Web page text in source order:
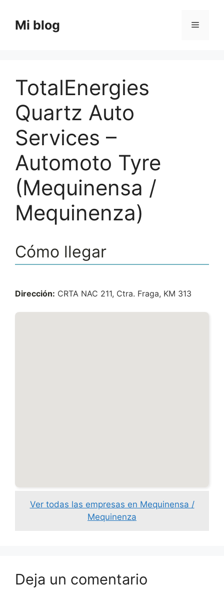
contenido
Mi blog Menú
TotalEnergies
Quartz Auto
Services –
Automoto Tyre
(Mequinensa /
Mequinenza)
Cómo llegar
Dirección: CRTA NAC 211, Ctra. Fraga, KM 313
Ver todas las empresas en Mequinensa /
Mequinenza
Deja un comentario